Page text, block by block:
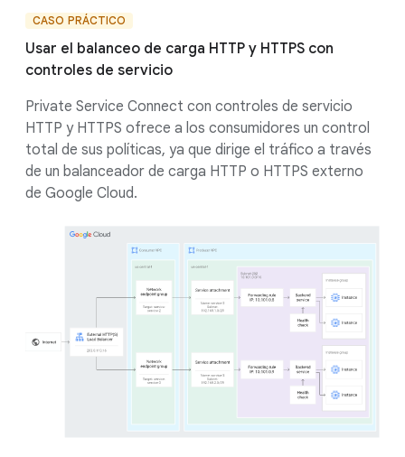
CASO PRÁCTICO
Usar el balanceo de carga HTTP y HTTPS con
controles de servicio
Private Service Connect con controles de servicio
HTTP y HTTPS ofrece a los consumidores un control
total de sus políticas, ya que dirige el tráfico a través
de un balanceador de carga HTTP o HTTPS externo
de Google Cloud.